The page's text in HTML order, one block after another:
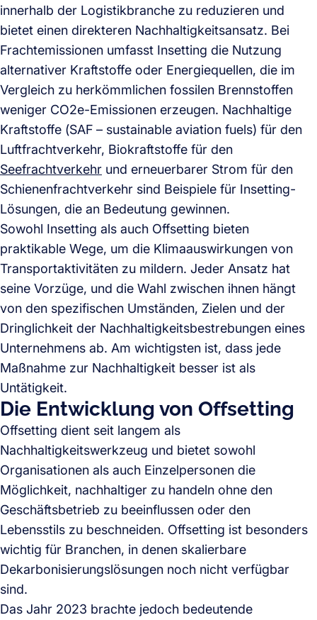
innerhalb der Logistikbranche zu reduzieren und
bietet einen direkteren Nachhaltigkeitsansatz. Bei
Frachtemissionen umfasst Insetting die Nutzung
alternativer Kraftstoffe oder Energiequellen, die im
Vergleich zu herkömmlichen fossilen Brennstoffen
weniger CO2e-Emissionen erzeugen. Nachhaltige
Kraftstoffe (SAF – sustainable aviation fuels) für den
Luftfrachtverkehr, Biokraftstoffe für den
Seefrachtverkehr und erneuerbarer Strom für den
Schienenfrachtverkehr sind Beispiele für Insetting-
Lösungen, die an Bedeutung gewinnen.
Sowohl Insetting als auch Offsetting bieten
praktikable Wege, um die Klimaauswirkungen von
Transportaktivitäten zu mildern. Jeder Ansatz hat
seine Vorzüge, und die Wahl zwischen ihnen hängt
von den spezifischen Umständen, Zielen und der
Dringlichkeit der Nachhaltigkeitsbestrebungen eines
Unternehmens ab. Am wichtigsten ist, dass jede
Maßnahme zur Nachhaltigkeit besser ist als
Untätigkeit.
Die Entwicklung von Offsetting
Offsetting dient seit langem als
Nachhaltigkeitswerkzeug und bietet sowohl
Organisationen als auch Einzelpersonen die
Möglichkeit, nachhaltiger zu handeln ohne den
Geschäftsbetrieb zu beeinflussen oder den
Lebensstils zu beschneiden. Offsetting ist besonders
wichtig für Branchen, in denen skalierbare
Dekarbonisierungslösungen noch nicht verfügbar
sind.
Das Jahr 2023 brachte jedoch bedeutende